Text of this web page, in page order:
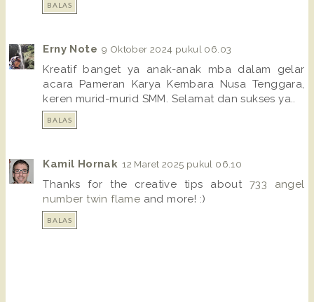
BALAS
Erny Note 9 Oktober 2024 pukul 06.03
Kreatif banget ya anak-anak mba dalam gelar
acara Pameran Karya Kembara Nusa Tenggara,
keren murid-murid SMM. Selamat dan sukses ya..
BALAS
Kamil Hornak 12 Maret 2025 pukul 06.10
Thanks for the creative tips about 733 angel
number twin flame and more! :)
BALAS